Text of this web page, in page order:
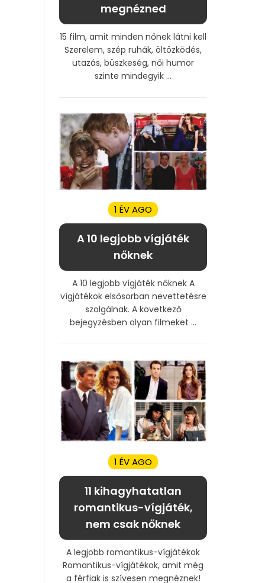
megnézned
15 film, amit minden nőnek látni kell
Szerelem, szép ruhák, öltözködés,
utazás, büszkeség, női humor
szinte mindegyik ...
1 ÉV AGO
A 10 legjobb vígjáték
nőknek
A 10 legjobb vígjáték nőknek A
vígjátékok elsősorban nevettetésre
szolgálnak. A következő
bejegyzésben olyan filmeket ...
1 ÉV AGO
11 kihagyhatatlan
romantikus-vígjáték,
nem csak nőknek
A legjobb romantikus-vígjátékok
Romantikus-vígjátékok, amit még
a férfiak is szívesen megnéznek!